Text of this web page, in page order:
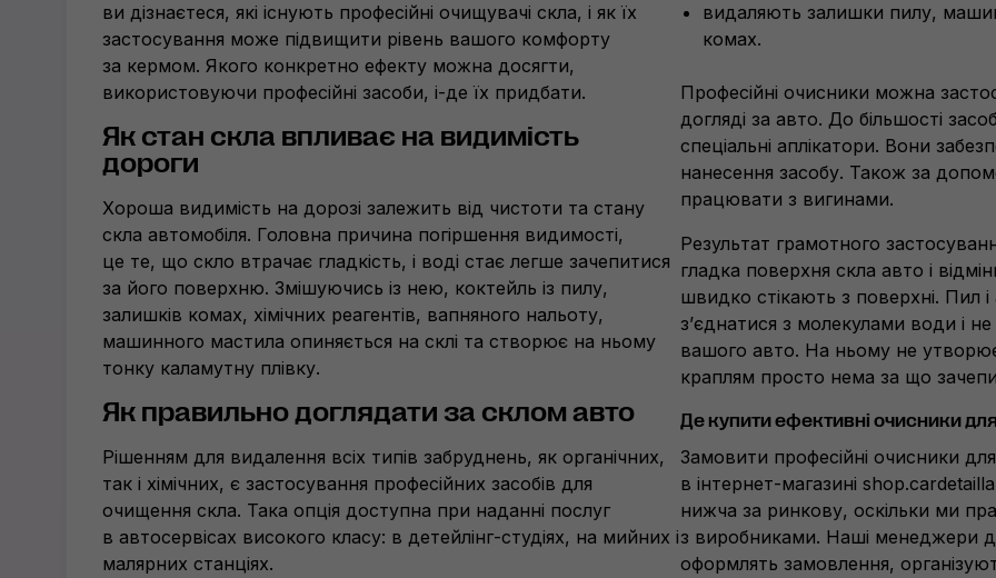
ви дізнаєтеся, які існують професійні очищувачі скла, і як їх
застосування може підвищити рівень вашого комфорту
за кермом. Якого конкретно ефекту можна досягти,
використовуючи професійні засоби, і-де їх придбати.
Як стан скла впливає на видимість
дороги
Хороша видимість на дорозі залежить від чистоти та стану
скла автомобіля. Головна причина погіршення видимості,
це те, що скло втрачає гладкість, і воді стає легше зачепитися
за його поверхню. Змішуючись із нею, коктейль із пилу,
залишків комах, хімічних реагентів, вапняного нальоту,
машинного мастила опиняється на склі та створює на ньому
тонку каламутну плівку.
Як правильно доглядати за склом авто
Рішенням для видалення всіх типів забруднень, як органічних,
так і хімічних, є застосування професійних засобів для
очищення скла. Така опція доступна при наданні послуг
в автосервісах високого класу: в детейлінг-студіях, на мийних і
малярних станціях.
видаляють залишки пилу,
комах.
Професійні очисники можна
догляді за авто. До більшості
спеціальні аплікатори. Вони
нанесення засобу. Також за
працювати з вигинами.
Результат грамотного
гладка поверхня скла авто і
швидко стікають з поверхні. Пил
з’єднатися з молекулами води і
вашого авто. На ньому не
краплям просто нема за що
Де купити ефективні очисники
Замовити професійні очисники
в інтернет-магазині
нижча за ринкову, оскільки ми
з виробниками. Наші менеджери
оформлять замовлення,